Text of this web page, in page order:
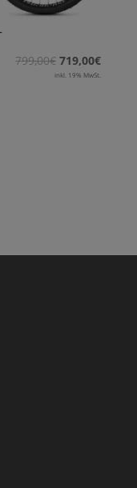
799,00€ 719,00€
inkl. 19% MwSt.